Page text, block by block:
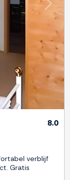
Next
8.0
verblijf
Gratis